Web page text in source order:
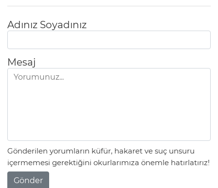
Adınız Soyadınız
Mesaj
Gönderilen yorumların küfür, hakaret ve suç unsuru
içermemesi gerektiğini okurlarımıza önemle hatırlatırız!
Gönder